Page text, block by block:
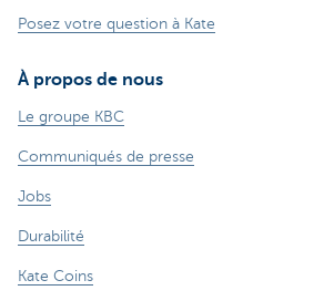
Posez votre question à Kate
À propos de nous
Le groupe KBC
Communiqués de presse
Jobs
Durabilité
Kate Coins